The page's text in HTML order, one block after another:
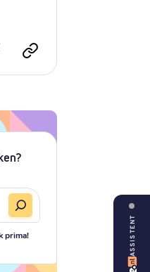
prima! ASSISTENT